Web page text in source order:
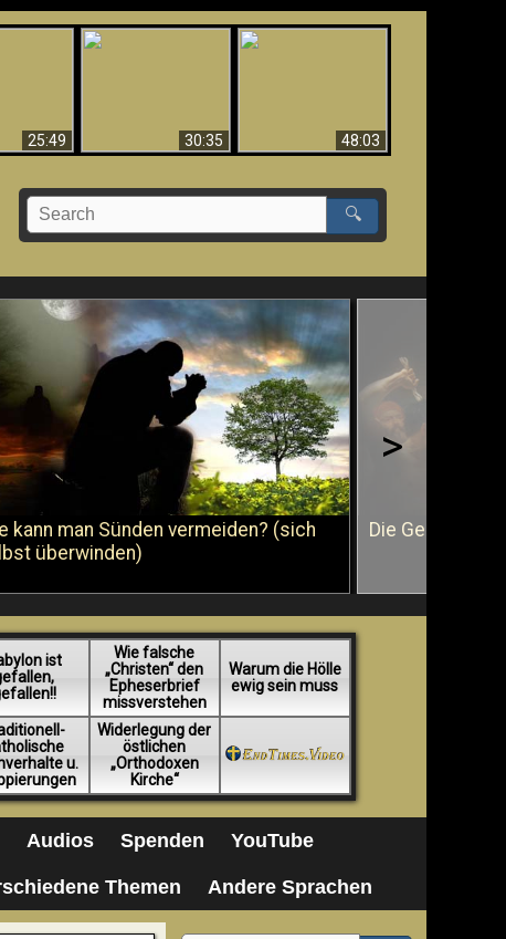
25:49 30:35
48:03
🔍
kann man Sünden vermeiden? (sich
überwinden)
Die Geißelung
>
ist
Wie falsche
„Christen“ den
Epheserbrief
missverstehen
Warum die Hölle
ewig sein muss
u.
Widerlegung der
östlichen
„Orthodoxen
Kirche“
Audios Spenden YouTube
Themen Andere Sprachen